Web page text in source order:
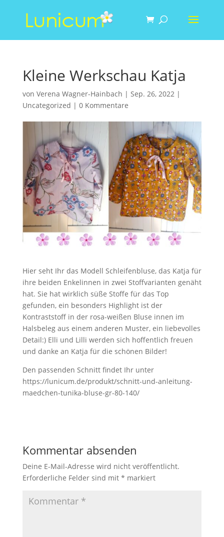
Kleine Werkschau Katja
von Verena Wagner-Hainbach | Sep. 26, 2022|
Uncategorized | 0 Kommentare
Hier seht Ihr das Modell Schleifenbluse, das Katja für
ihre beiden Enkelinnen in zwei Stoffvarianten genäht
hat. Sie hat wirklich süße Stoffe für das Top
gefunden, ein besonders Highlight ist der
Kontraststoff in der rosa-weißen Bluse innen im
Halsbeleg aus einem anderen Muster, ein liebevolles
Detail:) Elli und Lilli werden sich hoffentlich freuen
und danke an Katja für die schönen Bilder!
Den passenden Schnitt findet Ihr unter
https://lunicum.de/produkt/schnitt-und-anleitung-
maedchen-tunika-bluse-gr-80-140/
Kommentar absenden
Deine E-Mail-Adresse wird nicht veröffentlicht.
Erforderliche Felder sind mit * markiert